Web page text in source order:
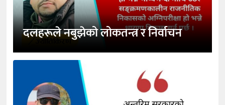
दलहरूले नबुझेको लोकतन्त्र र निर्वाचन